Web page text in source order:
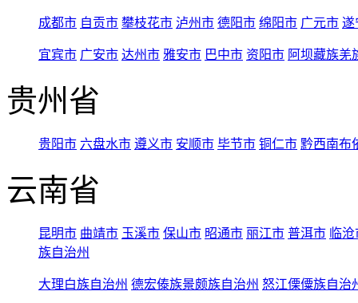
成都市 自贡市 攀枝花市 泸州市 德阳市 绵阳市 广元市 遂
宜宾市 广安市 达州市 雅安市 巴中市 资阳市 阿坝藏族羌
贵州省
贵阳市 六盘水市 遵义市 安顺市 毕节市 铜仁市 黔西南布
云南省
昆明市 曲靖市 玉溪市 保山市 昭通市 丽江市 普洱市 临
族自治州
大理白族自治州 德宏傣族景颇族自治州 怒江傈僳族自治